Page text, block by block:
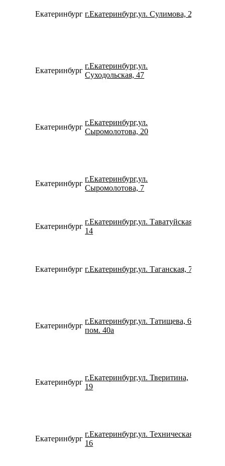
Екатеринбург г.Екатеринбург,ул. Сулимова, 23
Екатеринбург
г.Екатеринбург,ул.
Суходольская, 47
Екатеринбург
г.Екатеринбург,ул.
Сыромолотова, 20
Екатеринбург
г.Екатеринбург,ул.
Сыромолотова, 7
Екатеринбург
г.Екатеринбург,ул. Таватуйская,
14
Екатеринбург г.Екатеринбург,ул. Таганская, 79
Екатеринбург
г.Екатеринбург,ул. Татищева, 60
пом. 40а
Екатеринбург
г.Екатеринбург,ул. Тверитина,
19
Екатеринбург
г.Екатеринбург,ул. Техническая,
16